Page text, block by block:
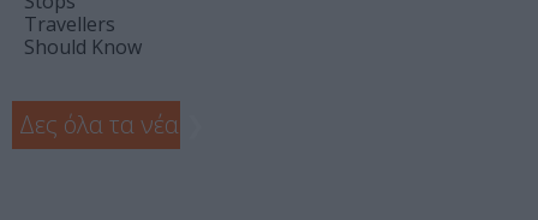
Travellers
Should Know
Δες όλα τα νέα